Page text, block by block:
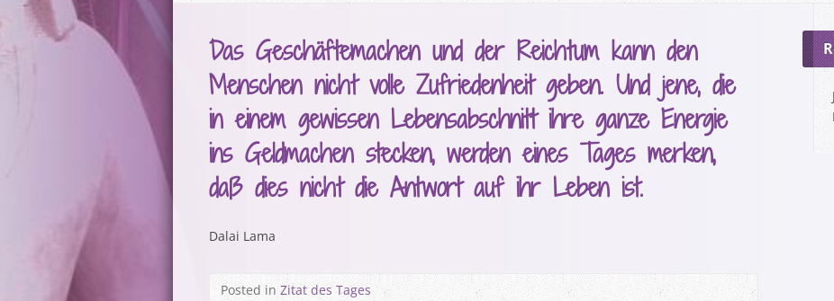
Das Geschäftemachen und der Reichtum kann den
Menschen nicht volle Zufriedenheit geben. Und jene, die
in einem gewissen Lebensabschnitt ihre ganze Energie
ins Geldmachen stecken, werden eines Tages merken,
daß dies nicht die Antwort auf ihr Leben ist.
Dalai Lama
Posted inZitat des Tages